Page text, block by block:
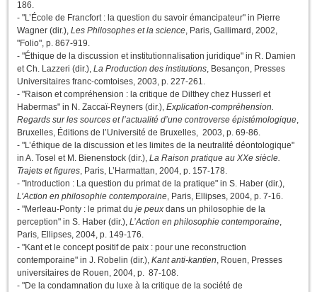
186.
- "L’École de Francfort : la question du savoir émancipateur" in Pierre
Wagner (dir.), Les Philosophes et la science, Paris, Gallimard, 2002,
"Folio", p. 867-919.
- "Éthique de la discussion et institutionnalisation juridique" in R. Damien
et Ch. Lazzeri (dir.), La Production des institutions, Besançon, Presses
Universitaires franc-comtoises, 2003, p. 227-261.
- "Raison et compréhension : la critique de Dilthey chez Husserl et
Habermas" in N. Zaccaï-Reyners (dir.), Explication-compréhension.
Regards sur les sources et l’actualité d’une controverse épistémologique,
Bruxelles, Éditions de l’Université de Bruxelles, 2003, p. 69-86.
- "L’éthique de la discussion et les limites de la neutralité déontologique"
in A. Tosel et M. Bienenstock (dir.), La Raison pratique au XXe siècle.
Trajets et figures, Paris, L’Harmattan, 2004, p. 157-178.
- "Introduction : La question du primat de la pratique" in S. Haber (dir.),
L’Action en philosophie contemporaine, Paris, Ellipses, 2004, p. 7-16.
- "Merleau-Ponty : le primat du je peux dans un philosophie de la
perception" in S. Haber (dir.), L’Action en philosophie contemporaine,
Paris, Ellipses, 2004, p. 149-176.
- "Kant et le concept positif de paix : pour une reconstruction
contemporaine" in J. Robelin (dir.), Kant anti-kantien, Rouen, Presses
universitaires de Rouen, 2004, p. 87-108.
- "De la condamnation du luxe à la critique de la société de